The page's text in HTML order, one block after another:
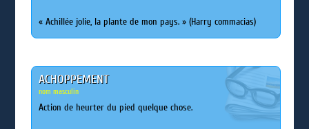
« Achillée jolie, la plante de mon pays. » (Harry commacias)
ACHOPPEMENT
nom masculin
Action de heurter du pied quelque chose.